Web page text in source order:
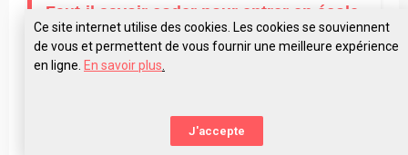
Faut-il savoir coder pour entrer en école
du digital ?
Pas forcément ! Certaines formations sont accessibles
ou une première initiation.
Ce site internet utilise des cookies. Les cookies se souviennent
de vous et permettent de vous fournir une meilleure expérience
en ligne. En savoir plus
J'accepte